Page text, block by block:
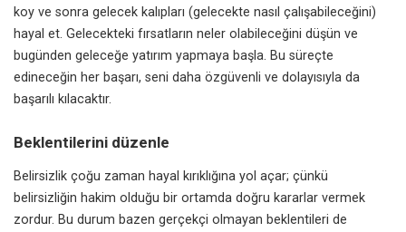
koy ve sonra gelecek kalıpları (gelecekte nasıl çalışabileceğini)
hayal et. Gelecekteki fırsatların neler olabileceğini düşün ve
bugünden geleceğe yatırım yapmaya başla. Bu süreçte
edineceğin her başarı, seni daha özgüvenli ve dolayısıyla da
başarılı kılacaktır.
Beklentilerini düzenle
Belirsizlik çoğu zaman hayal kırıklığına yol açar; çünkü
belirsizliğin hakim olduğu bir ortamda doğru kararlar vermek
zordur. Bu durum bazen gerçekçi olmayan beklentileri de